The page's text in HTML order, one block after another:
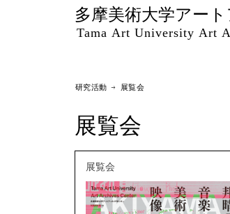
多摩美術大学アー
Tama Art University Art
研究活動 → 展覧会
展覧会
展覧会